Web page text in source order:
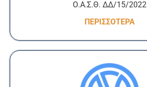
Ο.Α.Σ.Θ. ΔΔ/15/2022
ΠΕΡΙΣΣΟΤΕΡΑ